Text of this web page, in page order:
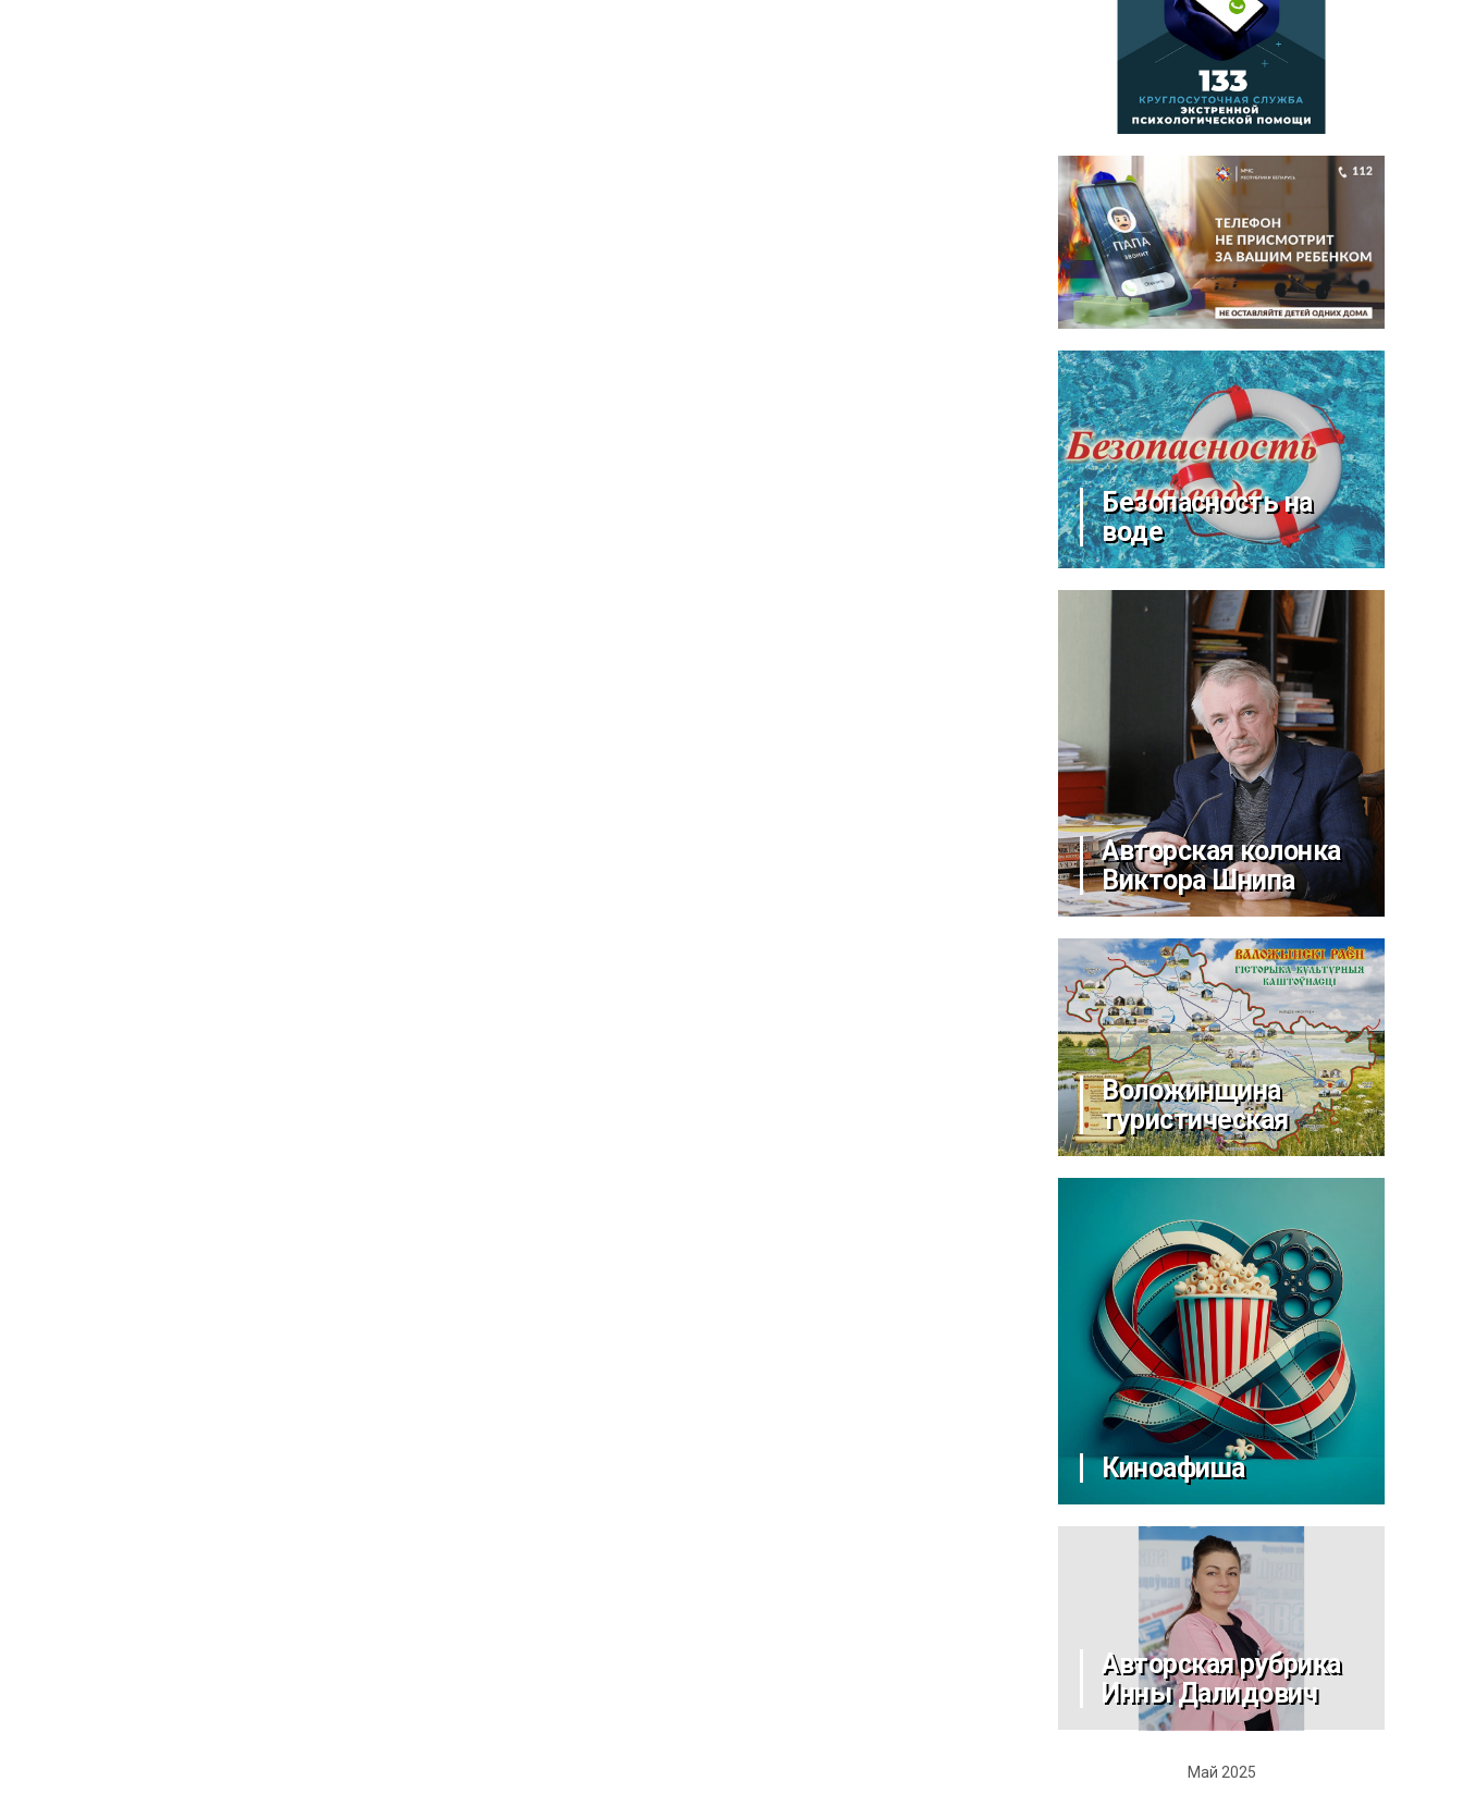
Безопасность на
воде
Авторская колонка
Виктора Шнипа
Воложинщина
туристическая
Киноафиша
Авторская рубрика
Инны Далидович
Май 2025